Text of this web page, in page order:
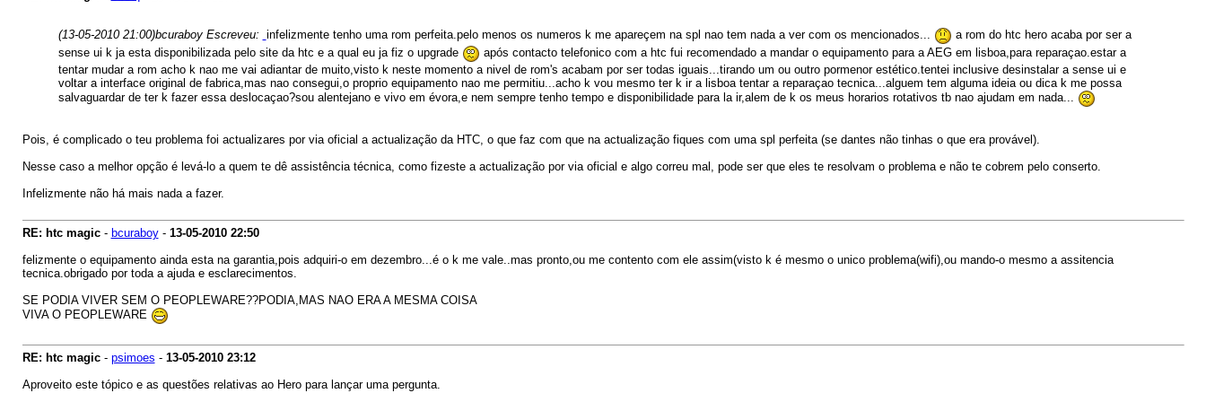
(13-05-2010 21:00)bcuraboy Escreveu: infelizmente tenho uma rom perfeita.pelo menos os numeros k me apareçem na spl nao tem nada a ver com os mencionados...
a rom do htc hero acaba por ser a
sense ui k ja esta disponibilizada pelo site da htc e a qual eu ja fiz o upgrade
após contacto telefonico com a htc fui recomendado a mandar o equipamento para a AEG em lisboa,para reparaçao.estar a
tentar mudar a rom acho k nao me vai adiantar de muito,visto k neste momento a nivel de rom's acabam por ser todas iguais...tirando um ou outro pormenor estético.tentei inclusive desinstalar a sense ui e
voltar a interface original de fabrica,mas nao consegui,o proprio equipamento nao me permitiu...acho k vou mesmo ter k ir a lisboa tentar a reparaçao tecnica...alguem tem alguma ideia ou dica k me possa
salvaguardar de ter k fazer essa deslocaçao?sou alentejano e vivo em évora,e nem sempre tenho tempo e disponibilidade para la ir,alem de k os meus horarios rotativos tb nao ajudam em nada...
Pois, é complicado o teu problema foi actualizares por via oficial a actualização da HTC, o que faz com que na actualização fiques com uma spl perfeita (se dantes não tinhas o que era provável).
Nesse caso a melhor opção é levá-lo a quem te dê assistência técnica, como fizeste a actualização por via oficial e algo correu mal, pode ser que eles te resolvam o problema e não te cobrem pelo conserto.
Infelizmente não há mais nada a fazer.
RE: htc magic- bcuraboy- 13-05-2010 22:50
felizmente o equipamento ainda esta na garantia,pois adquiri-o em dezembro...é o k me vale..mas pronto,ou me contento com ele assim(visto k é mesmo o unico problema(wifi),ou mando-o mesmo a assitencia
tecnica.obrigado por toda a ajuda e esclarecimentos.
SE PODIA VIVER SEM O PEOPLEWARE??PODIA,MAS NAO ERA A MESMA COISA
VIVA O PEOPLEWARE
RE: htc magic- psimoes - 13-05-2010 23:12
Aproveito este tópico e as questões relativas ao Hero para lançar uma pergunta.